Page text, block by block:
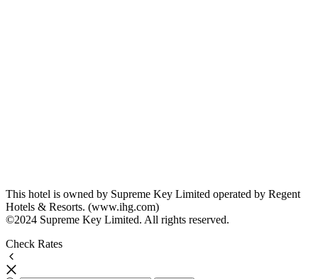
This hotel is owned by Supreme Key Limited operated by Regent
Hotels & Resorts. (www.ihg.com)
©2024 Supreme Key Limited. All rights reserved.
Check Rates